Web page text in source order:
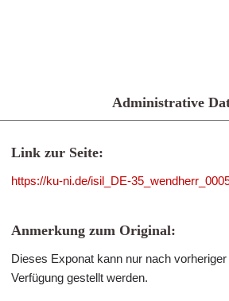
Administrative
Link zur Seite:
https://ku-ni.de/isil_DE-
Anmerkung zum Original:
Dieses Exponat kann nur nach
Verfügung gestellt werden.